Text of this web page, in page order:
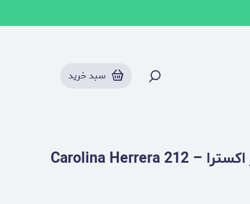
سبد خرید
عطر کارولینا هررا 212 وی آی پی رز اکسترا – Carolina Herrera 212